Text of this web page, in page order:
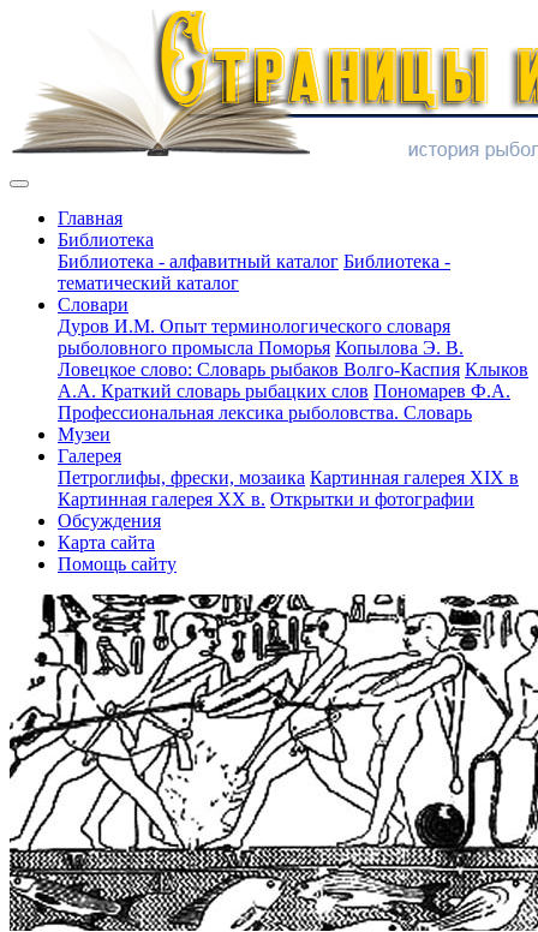
Главная
Библиотека
Библиотека - алфавитный каталог Библиотека -
тематический каталог
Словари
Дуров И.М. Опыт терминологического словаря
рыболовного промысла Поморья Копылова Э. В.
Ловецкое слово: Словарь рыбаков Волго-Каспия Клыков
А.А. Краткий словарь рыбацких слов Пономарев Ф.А.
Профессиональная лексика рыболовства. Словарь
Музеи
Галерея
Петроглифы, фрески, мозаика Картинная галерея XIX в
Картинная галерея XX в. Открытки и фотографии
Обсуждения
Карта сайта
Помощь сайту